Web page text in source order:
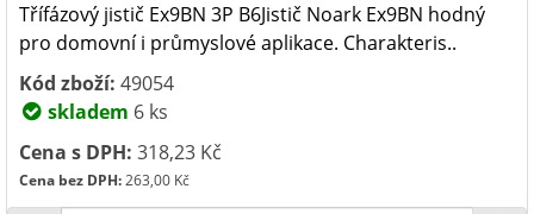
Třífázový jistič Ex9BN 3P B6Jistič Noark Ex9BN hodný
pro domovní i průmyslové aplikace. Charakteris..
Kód zboží: 49054
skladem 6 ks
Cena s DPH: 318,23 Kč
Cena bez DPH:263,00 Kč